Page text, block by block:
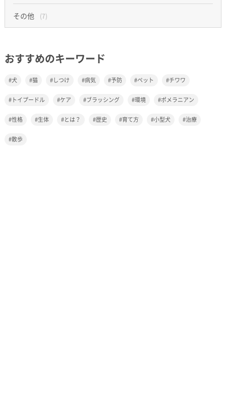
その他 (7)
おすすめのキーワード
犬 猫 しつけ 病気 予防 ペット チワワ
トイプードル ケア ブラッシング 環境 ポメラニアン
性格 生体 とは？ 歴史 育て方 小型犬 治療
散歩